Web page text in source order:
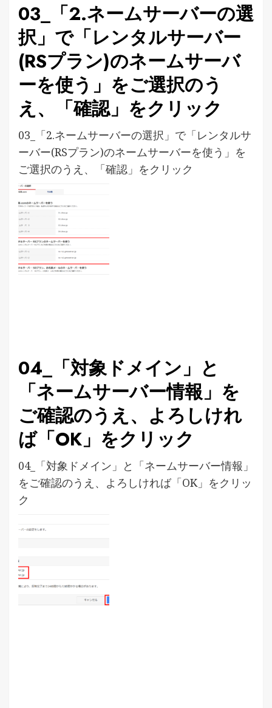
03_「2.ネームサーバーの選
択」で「レンタルサーバー
(RSプラン)のネームサーバ
ーを使う」をご選択のう
え、「確認」をクリック
03_「2.ネームサーバーの選択」で「レンタルサ
ーバー(RSプラン)のネームサーバーを使う」を
ご選択のうえ、「確認」をクリック
04_「対象ドメイン」と
「ネームサーバー情報」を
ご確認のうえ、よろしけれ
ば「OK」をクリック
04_「対象ドメイン」と「ネームサーバー情報」
をご確認のうえ、よろしければ「OK」をクリッ
ク